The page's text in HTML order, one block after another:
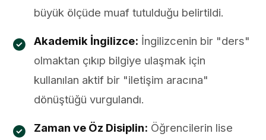
büyük ölçüde muaf tutulduğu belirtildi.
Akademik İngilizce: İngilizcenin bir "ders"
olmaktan çıkıp bilgiye ulaşmak için
kullanılan aktif bir "iletişim aracına"
dönüştüğü vurgulandı.
Zaman ve Öz Disiplin: Öğrencilerin lise